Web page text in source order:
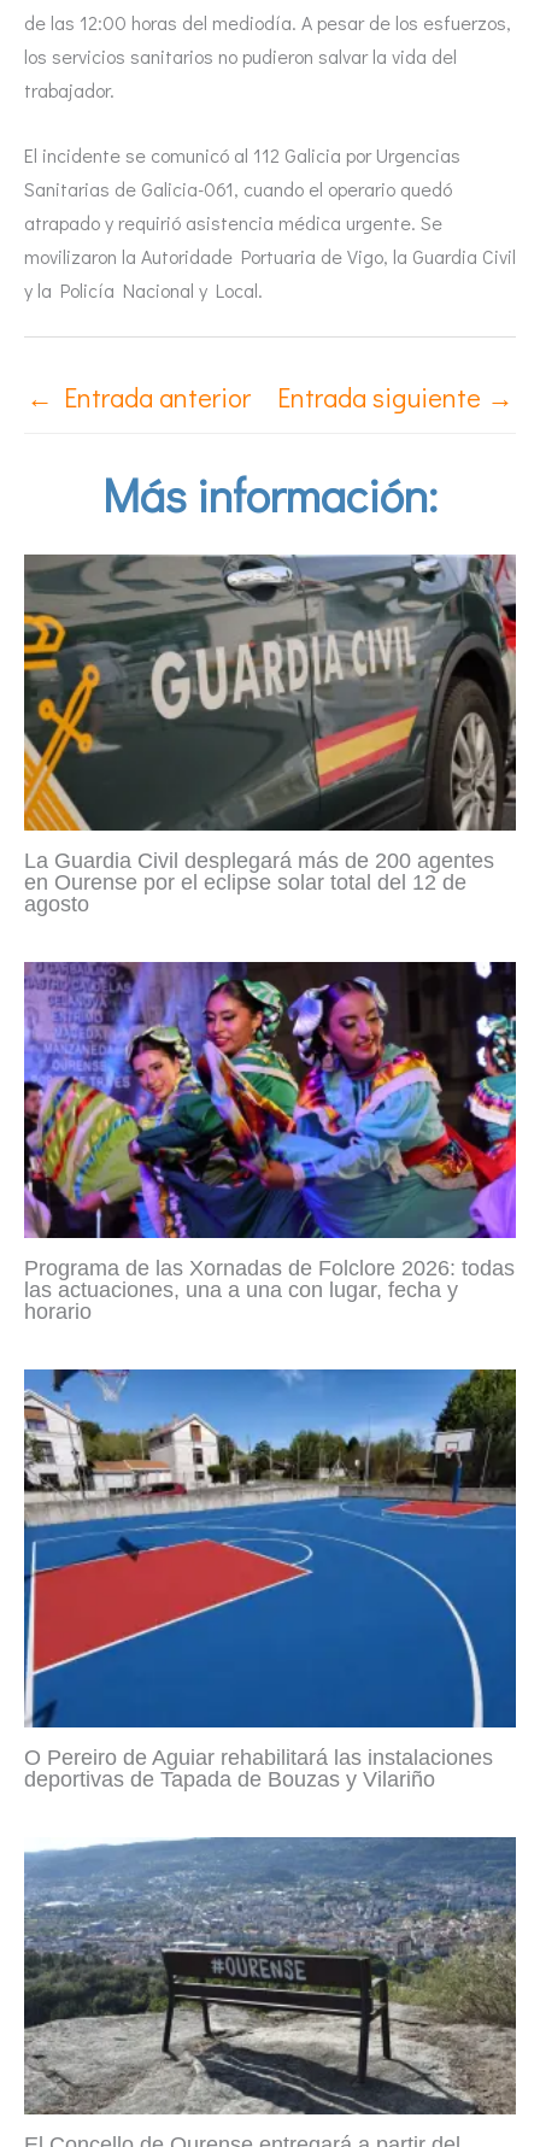
de las 12:00 horas del mediodía. A pesar de los esfuerzos,
los servicios sanitarios no pudieron salvar la vida del
trabajador.
El incidente se comunicó al 112 Galicia por Urgencias
Sanitarias de Galicia-061, cuando el operario quedó
atrapado y requirió asistencia médica urgente. Se
movilizaron la Autoridade Portuaria de Vigo, la Guardia Civil
y la Policía Nacional y Local.
← Entrada anterior Entrada siguiente →
Más información:
La Guardia Civil desplegará más de 200 agentes
en Ourense por el eclipse solar total del 12 de
agosto
Programa de las Xornadas de Folclore 2026: todas
las actuaciones, una a una con lugar, fecha y
horario
O Pereiro de Aguiar rehabilitará las instalaciones
deportivas de Tapada de Bouzas y Vilariño